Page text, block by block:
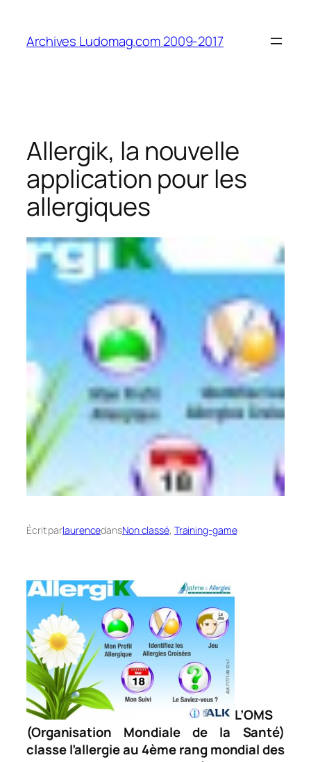
contenu
Archives Ludomag.com 2009-2017
Allergik, la nouvelle
application pour les
allergiques
Écrit parlaurencedansNon classé, Training-game
L’OMS
(Organisation Mondiale de la Santé)
classe l’allergie au 4ème rang mondial des